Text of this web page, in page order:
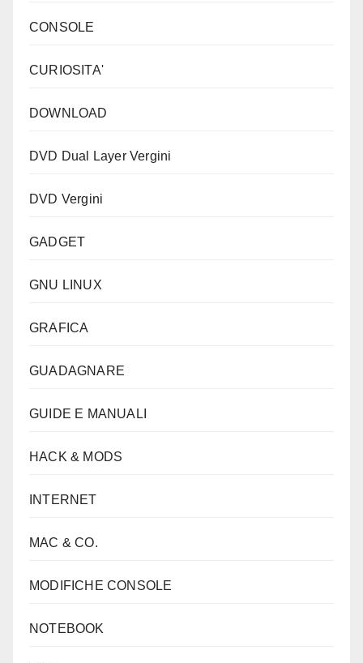
CONSOLE
CURIOSITA'
DOWNLOAD
DVD Dual Layer Vergini
DVD Vergini
GADGET
GNU LINUX
GRAFICA
GUADAGNARE
GUIDE E MANUALI
HACK & MODS
INTERNET
MAC & CO.
MODIFICHE CONSOLE
NOTEBOOK